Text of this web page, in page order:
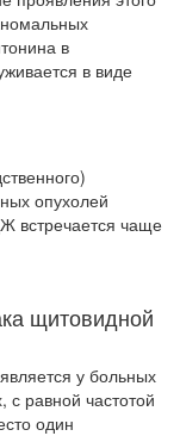
в
в виде
опухолей
встречается чаще
щитовидной
у больных
с равной частотой
один